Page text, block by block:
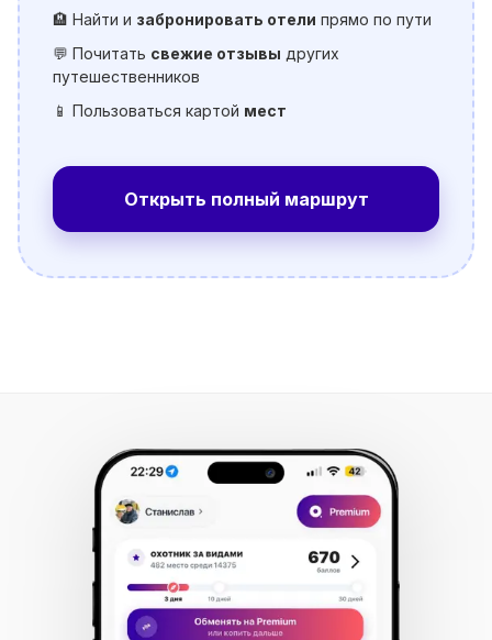
🏨 Найти и забронировать отели прямо по пути
💬 Почитать свежие отзывы других
путешественников
📱 Пользоваться картой мест
Открыть полный маршрут